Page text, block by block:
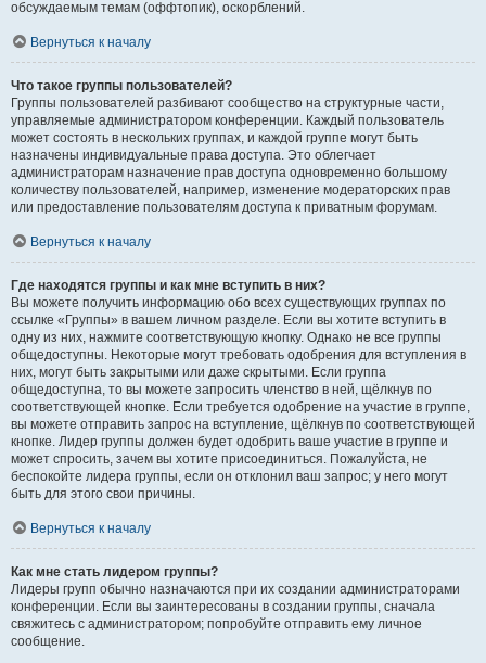
обсуждаемым темам (оффтопик), оскорблений.
Вернуться к началу
Что такое группы пользователей?
Группы пользователей разбивают сообщество на структурные части,
управляемые администратором конференции. Каждый пользователь
может состоять в нескольких группах, и каждой группе могут быть
назначены индивидуальные права доступа. Это облегчает
администраторам назначение прав доступа одновременно большому
количеству пользователей, например, изменение модераторских прав
или предоставление пользователям доступа к приватным форумам.
Вернуться к началу
Где находятся группы и как мне вступить в них?
Вы можете получить информацию обо всех существующих группах по
ссылке «Группы» в вашем личном разделе. Если вы хотите вступить в
одну из них, нажмите соответствующую кнопку. Однако не все группы
общедоступны. Некоторые могут требовать одобрения для вступления в
них, могут быть закрытыми или даже скрытыми. Если группа
общедоступна, то вы можете запросить членство в ней, щёлкнув по
соответствующей кнопке. Если требуется одобрение на участие в группе,
вы можете отправить запрос на вступление, щёлкнув по соответствующей
кнопке. Лидер группы должен будет одобрить ваше участие в группе и
может спросить, зачем вы хотите присоединиться. Пожалуйста, не
беспокойте лидера группы, если он отклонил ваш запрос; у него могут
быть для этого свои причины.
Вернуться к началу
Как мне стать лидером группы?
Лидеры групп обычно назначаются при их создании администраторами
конференции. Если вы заинтересованы в создании группы, сначала
свяжитесь с администратором; попробуйте отправить ему личное
сообщение.